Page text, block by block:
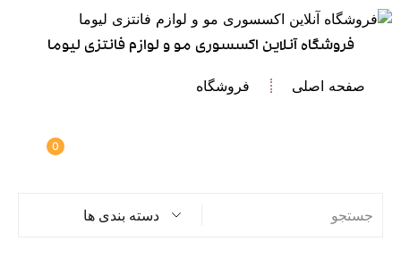
فروشگاه آنلاین اکسسوری مو و لوازم فانتزی لیوما
صفحه اصلی فروشگاه
0
دسته بندی ها